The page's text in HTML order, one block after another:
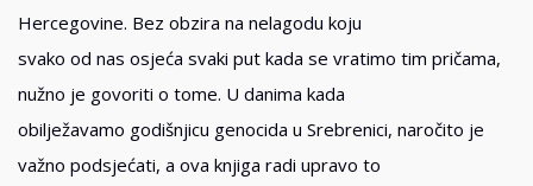
Hercegovine. Bez obzira na nelagodu koju
svako od nas osjeća svaki put kada se vratimo tim pričama,
nužno je govoriti o tome. U danima kada
obilježavamo godišnjicu genocida u Srebrenici, naročito je
važno podsjećati, a ova knjiga radi upravo to